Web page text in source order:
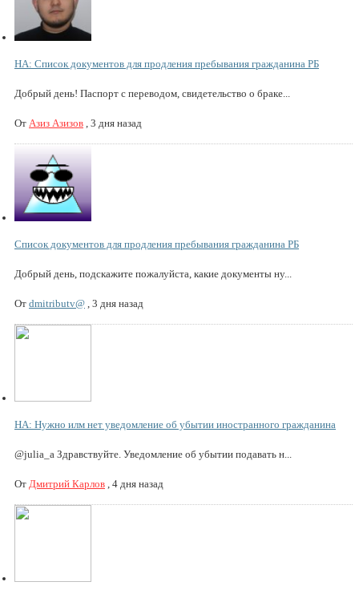
НА: Список документов для продления пребывания гражданина РБ
Добрый день! Паспорт с переводом, свидетельство о браке...
От Азиз Азизов , 3 дня назад
Список документов для продления пребывания гражданина РБ
Добрый день, подскажите пожалуйста, какие документы ну...
От dmitributv@ , 3 дня назад
НА: Нужно илм нет уведомление об убытии иностранного гражданина
@julia_a Здравствуйте. Уведомление об убытии подавать н...
От Дмитрий Карлов , 4 дня назад